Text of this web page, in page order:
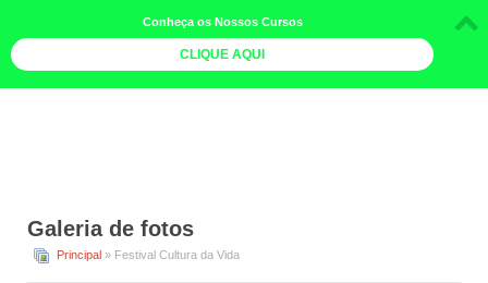
LIVROS
Galeria de fotos
Principal » Festival Cultura da Vida
Conheça os Nossos Cursos
CLIQUE AQUI